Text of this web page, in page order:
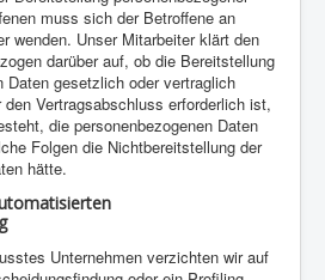
muss sich der Betroffene an
wenden. Unser Mitarbeiter klärt den
darüber auf, ob die Bereitstellung
Daten gesetzlich oder vertraglich
Vertragsabschluss erforderlich ist,
die personenbezogenen Daten
Folgen die Nichtbereitstellung der
hätte.
Unternehmen verzichten wir auf